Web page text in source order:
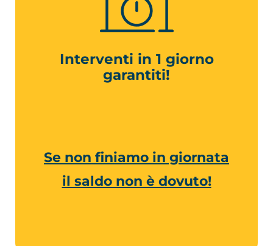
Interventi in 1 giorno
garantiti!
Se non finiamo in giornata
il saldo non è dovuto!